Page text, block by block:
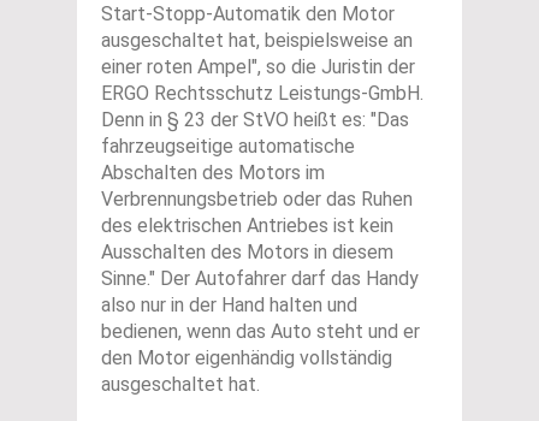
Start-Stopp-Automatik den Motor
ausgeschaltet hat, beispielsweise an
einer roten Ampel", so die Juristin der
ERGO Rechtsschutz Leistungs-GmbH.
Denn in § 23 der StVO heißt es: "Das
fahrzeugseitige automatische
Abschalten des Motors im
Verbrennungsbetrieb oder das Ruhen
des elektrischen Antriebes ist kein
Ausschalten des Motors in diesem
Sinne." Der Autofahrer darf das Handy
also nur in der Hand halten und
bedienen, wenn das Auto steht und er
den Motor eigenhändig vollständig
ausgeschaltet hat.